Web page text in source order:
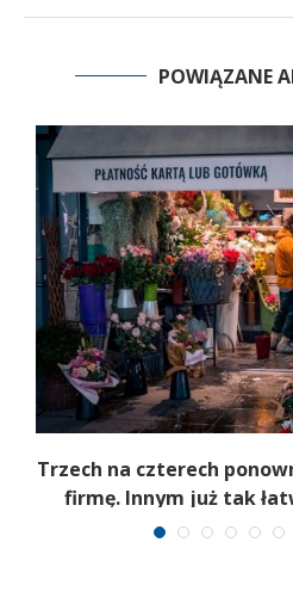
POWIĄZANE
Trzech na czterech
firmę. Innym już tak